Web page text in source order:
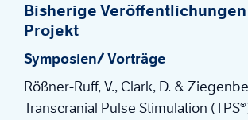
Bisherige Veröffentlichungen
Projekt
Symposien/ Vorträge
Rößner-Ruff, V., Clark, D. &
Transcranial Pulse Stimulation